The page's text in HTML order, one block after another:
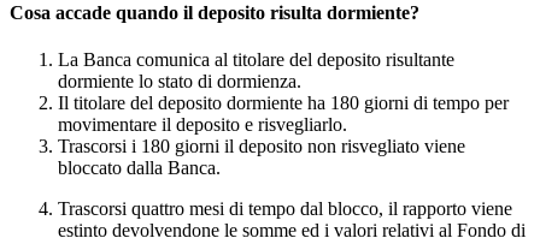
Cosa accade quando il deposito risulta dormiente?
La Banca comunica al titolare del deposito risultante
dormiente lo stato di dormienza.
Il titolare del deposito dormiente ha 180 giorni di tempo per
movimentare il deposito e risvegliarlo.
Trascorsi i 180 giorni il deposito non risvegliato viene
bloccato dalla Banca.
Trascorsi quattro mesi di tempo dal blocco, il rapporto viene
estinto devolvendone le somme ed i valori relativi al Fondo di